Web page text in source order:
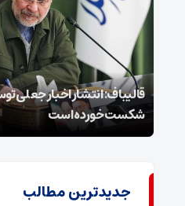
قالیباف: انتشار اخبار جعلی
شکست خورده است
جدیدترین مطالب